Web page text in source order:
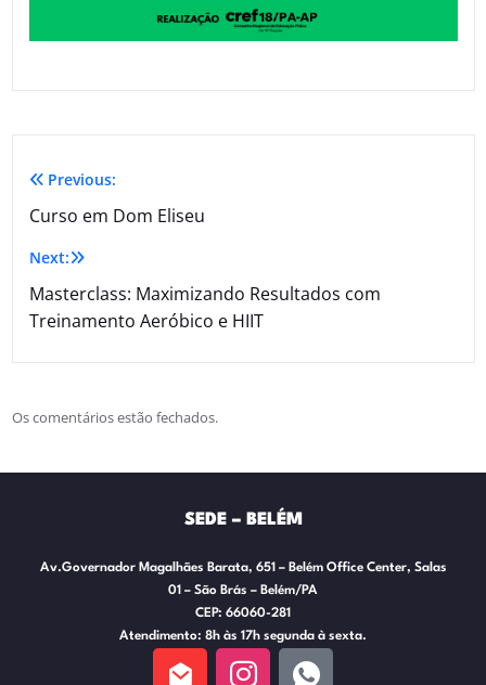
Previous:
Curso em Dom Eliseu
Next:
Masterclass: Maximizando Resultados com
Treinamento Aeróbico e HIIT
Os comentários estão fechados.
SEDE – BELÉM
Av.Governador Magalhães Barata, 651 – Belém Office Center, Salas
01 – São Brás – Belém/PA
CEP: 66060-281
Atendimento: 8h às 17h segunda à sexta.